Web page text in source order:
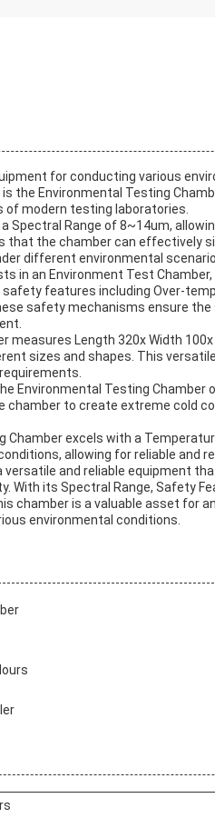
for conducting various
the Environmental Testing
modern testing laboratories.
Spectral Range of 8~14um,
that the chamber can effectively
different environmental
in an Environment Test
features including Over-
safety mechanisms ensure
Length 320x Width
sizes and shapes. This
Environmental Testing Chamber
to create extreme cold
excels with a
allowing for reliable and
and reliable equipment
its Spectral Range, Safety
chamber is a valuable asset for
environmental conditions.